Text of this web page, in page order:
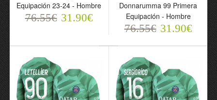
Equipación 23-24 - Hombre
76.55€ 31.90€
Donnarumma 99 Primera
Equipación - Hombre
76.55€ 31.90€